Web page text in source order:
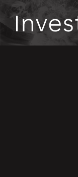
Skip
content